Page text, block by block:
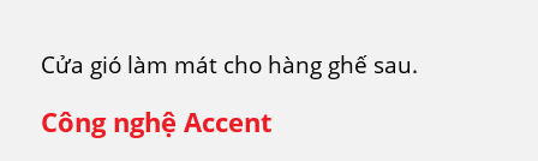
Cửa gió làm mát cho hàng ghế sau.
Công nghệ Accent